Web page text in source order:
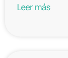
Leer más